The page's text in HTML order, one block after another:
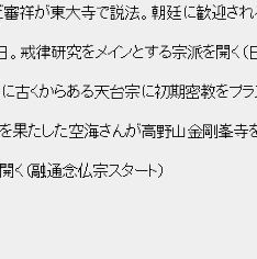
が東大寺で説法。朝廷に歓迎され
律研究をメインとする宗派を開く（
くからある天台宗に初期密教をプラ
たした空海さんが高野山金剛峯寺を
（融通念仏宗スタート）